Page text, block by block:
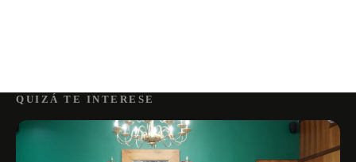
QUIZÁ TE INTERESE